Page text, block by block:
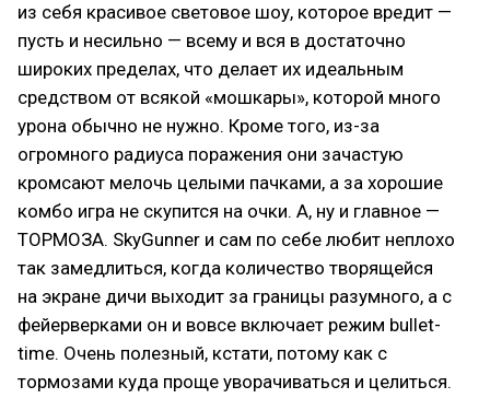
из себя красивое световое шоу, которое вредит —
пусть и несильно — всему и вся в достаточно
широких пределах, что делает их идеальным
средством от всякой «мошкары», которой много
урона обычно не нужно. Кроме того, из-за
огромного радиуса поражения они зачастую
кромсают мелочь целыми пачками, а за хорошие
комбо игра не скупится на очки. А, ну и главное —
ТОРМОЗА. SkyGunner и сам по себе любит неплохо
так замедлиться, когда количество творящейся
на экране дичи выходит за границы разумного, а с
фейерверками он и вовсе включает режим bullet-
time. Очень полезный, кстати, потому как с
тормозами куда проще уворачиваться и целиться.